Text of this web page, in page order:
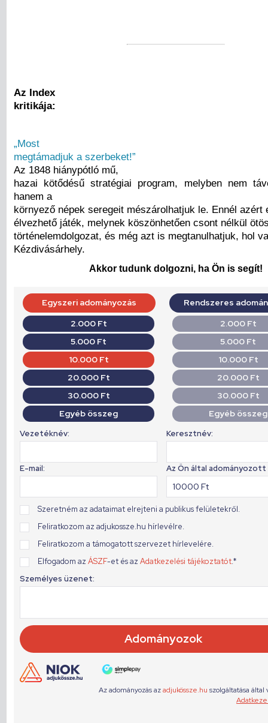
Az Index
kritikája:
„Most
megtámadjuk a szerbeket!”
Az 1848 hiánypótló mű,
hazai kötődésű stratégiai program, melyben nem
hanem a
környező népek seregeit mészárolhatjuk le. Ennél azért
élvezhető játék, melynek köszönhetően csont nélkül
történelemdolgozat, és még azt is megtanulhatjuk, hol
Kézdivásárhely.
Akkor tudunk dolgozni, ha Ön is segít!